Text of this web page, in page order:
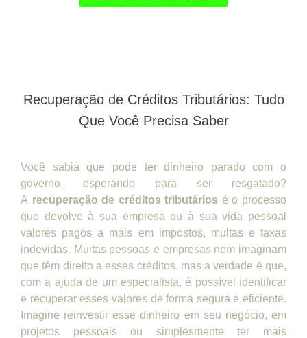
Recuperação de Créditos Tributários: Tudo
Que Você Precisa Saber
Você sabia que pode ter dinheiro parado com o
governo, esperando para ser resgatado?
A recuperação de créditos tributários é o processo
que devolve à sua empresa ou à sua vida pessoal
valores pagos a mais em impostos, multas e taxas
indevidas. Muitas pessoas e empresas nem imaginam
que têm direito a esses créditos, mas a verdade é que,
com a ajuda de um especialista, é possível identificar
e recuperar esses valores de forma segura e eficiente.
Imagine reinvestir esse dinheiro em seu negócio, em
projetos pessoais ou simplesmente ter mais